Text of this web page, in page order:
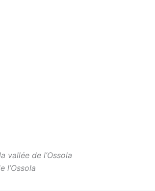
vallée de l’Ossola
l’Ossola